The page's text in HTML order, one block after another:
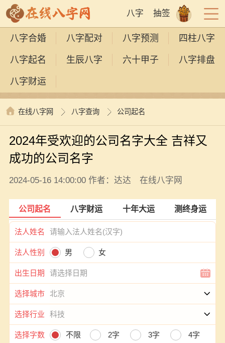
八字 抽签
八字合婚 八字配对 八字预测 四柱八字
八字起名 生辰八字 六十甲子 八字排盘
八字财运
在线八字网 八字查询 公司起名
2024年受欢迎的公司名字大全 吉祥又
成功的公司名字
2024-05-16 14:00:00 作者：达达 在线八字网
公司起名 八字财运 十年大运 测终身运
法人姓名
法人性别 男 女
出生日期
选择城市
选择行业
选择字数 不限 2字 3字 4字